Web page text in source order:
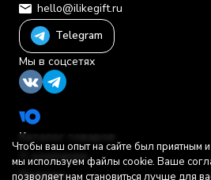
hello@ilikegift.ru
Telegram
Мы в соцсетях
Каталог товаров
О компании
Помощь
Чтобы ваш опыт на сайте был приятным
мы используем файлы cookie. Ваше
позволяет нам становиться лучше для